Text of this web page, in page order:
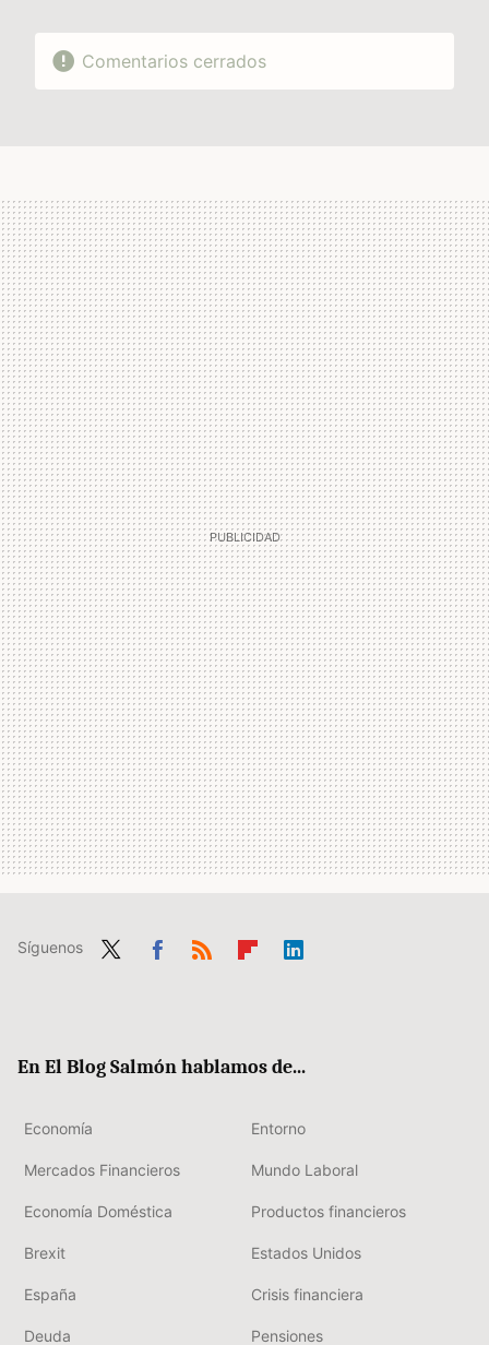
Comentarios cerrados
Síguenos
En El Blog Salmón hablamos de...
Economía Entorno
Mercados Financieros Mundo Laboral
Economía Doméstica Productos financieros
Brexit Estados Unidos
España Crisis financiera
Deuda Pensiones